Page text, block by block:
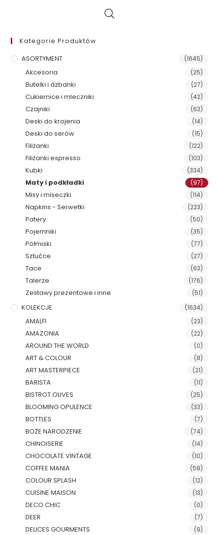
Kategorie Produktów
ASORTYMENT
(1645)
Akcesoria (25)
Butelki i dzbanki (27)
Cukiernice i mleczniki (42)
Czajniki (63)
Deski do krojenia (14)
Deski do serów (15)
Filiżanki (122)
Filiżanki espresso (103)
Kubki (334)
Maty i podkładki (97)
Misy i miseczki (114)
Napkins - Serwetki (223)
Patery (50)
Pojemniki (35)
Półmiski (77)
Sztućce (27)
Tace (63)
Talerze (176)
Zestawy prezentowe i inne (51)
KOLEKCJE (1634)
AMALFI (23)
AMAZONIA (22)
AROUND THE WORLD (0)
ART & COLOUR (8)
ART MASTERPIECE (21)
BARISTA (11)
BISTROT OLIVES (25)
BLOOMING OPULENCE (33)
BOTTLES (7)
BOŻE NARODZENIE (74)
CHINOISERIE (14)
CHOCOLATE VINTAGE (10)
COFFEE MANIA (58)
COLOUR SPLASH (12)
CUISINE MAISON (13)
DECO CHIC (0)
DEER (7)
DELICES GOURMENTS (9)